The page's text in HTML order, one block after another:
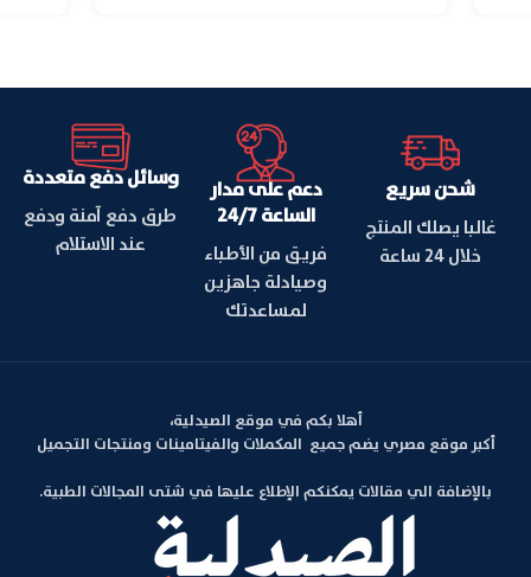
شحن سريع
غالبا يصلك المنتج
خلال 24 ساعة
دعم على مدار
الساعة 24/7
فريق من الأطباء
وصيادلة جاهزين
لمساعدتك
وسائل دفع متعددة
طرق دفع آمنة ودفع
عند الاستلام
أهلا بكم في موقع الصيدلية،
أكبر موقع مصري يضم جميع المكملات والفيتامينات ومنتجات التجميل
بالإضافة الي مقالات يمكنكم الإطلاع عليها في شتى المجالات الطبية.